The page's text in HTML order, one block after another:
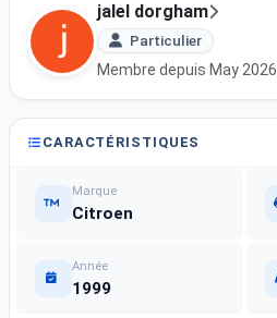
jalel dorgham
Particulier
Membre depuis May 2026
CARACTÉRISTIQUES
Marque
Citroen
Année
1999